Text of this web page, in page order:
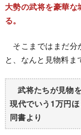
大勢の武将を豪華
る。
そこまではまだ分
と、なんと見物料ま
武将たちが見物
現代でいう1万円
同書より